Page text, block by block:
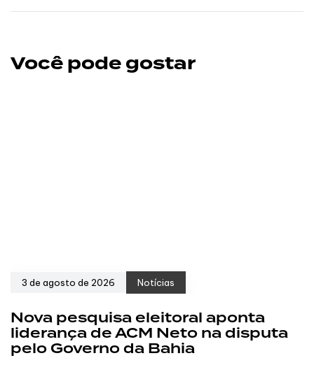
Você pode gostar
3 de agosto de 2026 Notícias
Nova pesquisa eleitoral aponta
liderança de ACM Neto na disputa
pelo Governo da Bahia